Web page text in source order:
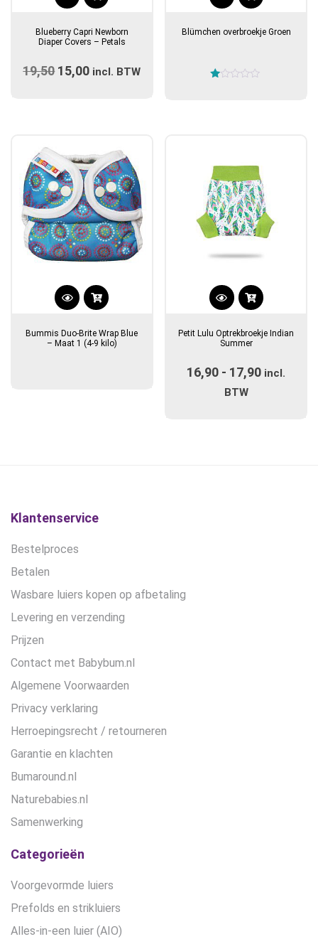
Blueberry Capri Newborn
Diaper Covers – Petals
19,50 Oorspronkelijke
15,00 Huidige
incl. BTW
Blümchen overbroekje Groen
Bummis Duo-Brite Wrap Blue
– Maat 1 (4-9 kilo)
Dit
heeft
variaties.
Deze
Petit Lulu Optrekbroekje Indian
Summer
16,90 - 17,90 incl.
BTW
Klantenservice
Bestelproces
Betalen
Wasbare luiers kopen op afbetaling
Levering en verzending
Prijzen
Contact met Babybum.nl
Algemene Voorwaarden
Privacy verklaring
Herroepingsrecht / retourneren
Garantie en klachten
Bumaround.nl
Naturebabies.nl
Samenwerking
Categorieën
Voorgevormde luiers
Prefolds en strikluiers
Alles-in-een luier (AIO)